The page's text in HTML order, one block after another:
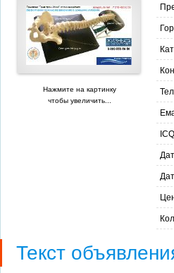
Нажмите на картинку
чтобы увеличить...
Текст